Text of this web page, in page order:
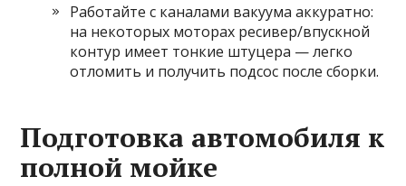
Работайте с каналами вакуума аккуратно:
на некоторых моторах ресивер/впускной
контур имеет тонкие штуцера — легко
отломить и получить подсос после сборки.
Подготовка автомобиля к
полной мойке